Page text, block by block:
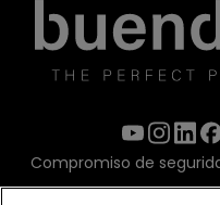
Compromiso de